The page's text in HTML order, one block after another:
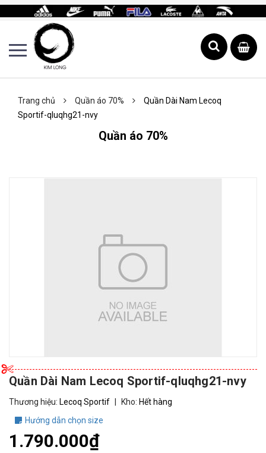
Trang chủ Quần áo 70%
Quần Dài Nam Lecoq
Sportif-qluqhg21-nvy
Quần áo 70%
Quần Dài Nam Lecoq Sportif-qluqhg21-nvy
Thương hiệu: Lecoq Sportif Kho: Hết hàng
Hướng dẫn chọn size
1.790.000₫